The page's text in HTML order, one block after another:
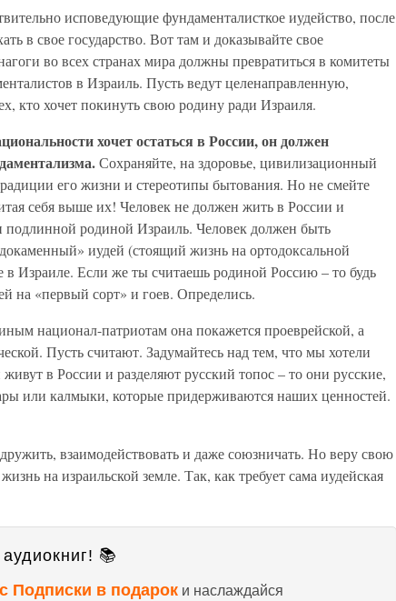
исповедующие фундаменталисткое иудейство, после
в свое государство. Вот там и доказывайте свое
во всех странах мира должны превратиться в комитеты
в Израиль. Пусть ведут целенаправленную,
кто хочет покинуть свою родину ради Израиля.
хочет остаться в России, он должен
Сохраняйте, на здоровье, цивилизационный
его жизни и стереотипы бытования. Но не смейте
себя выше их! Человек не должен жить в России и
родиной Израиль. Человек должен быть
иудей (стоящий жизнь на ортодоксальной
в Израиле. Если же ты считаешь родиной Россию – то будь
на «первый сорт» и гоев. Определись.
национал-патриотам она покажется проеврейской, а
Пусть считают. Задумайтесь над тем, что мы хотели
живут в России и разделяют русский топос – то они русские,
или калмыки, которые придерживаются наших ценностей.
взаимодействовать и даже союзничать. Но веру свою
на израильской земле. Так, как требует сама иудейская
📚
Подписки в подарок и наслаждайся